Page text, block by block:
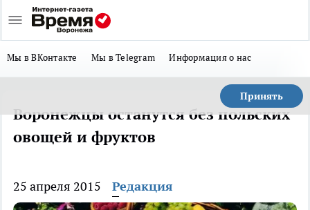
Мы в ВКонтакте Мы в Telegram Информация о нас
Принять
Воронежцы останутся без польских
овощей и фруктов
25 апреля 2015 Редакция